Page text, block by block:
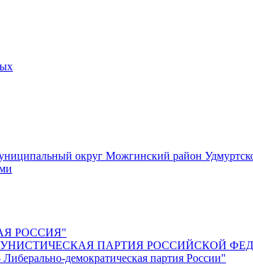
округ Можгинский район
РОССИЯ"
ПАРТИЯ РОССИЙСКОЙ
демократическая партия России"